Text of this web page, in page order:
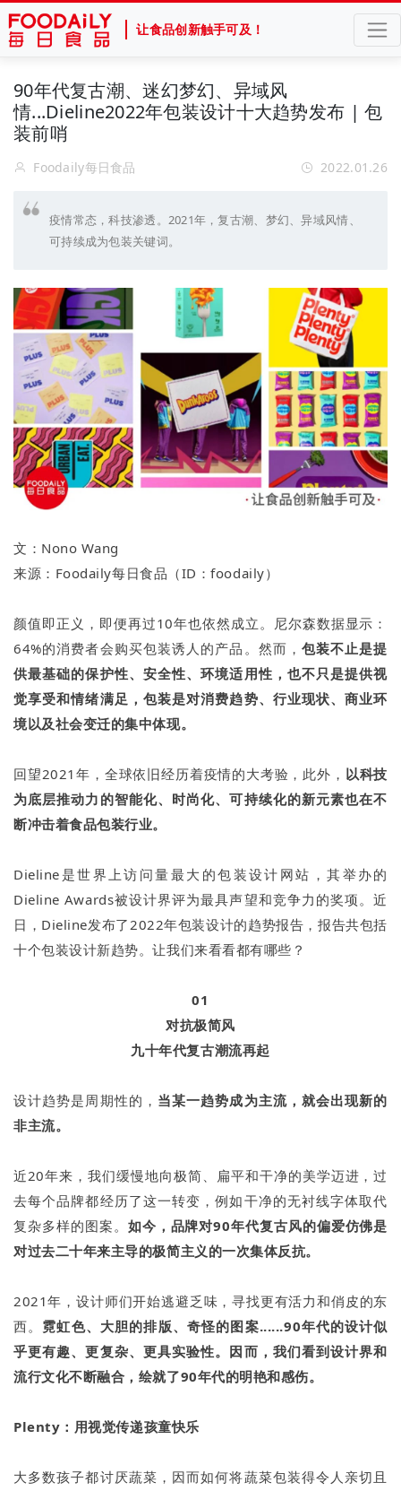
让食品创新触手可及！
90年代复古潮、迷幻梦幻、异域风
情...Dieline2022年包装设计十大趋势发布 | 包
装前哨
Foodaily每日食品 2022.01.26
疫情常态，科技渗透。2021年，复古潮、梦幻、异域风情、
可持续成为包装关键词。
文：Nono Wang
来源：Foodaily每日食品（ID：foodaily）
颜值即正义，即便再过10年也依然成立。尼尔森数据显示：
64%的消费者会购买包装诱人的产品。然而， 包装不止是提
供最基础的保护性、安全性、环境适用性，也不只是提供视
觉享受和情绪满足，包装是对消费趋势、行业现状、商业环
境以及社会变迁的集中体现。
回望2021年，全球依旧经历着疫情的大考验，此外， 以科技
为底层推动力的智能化、时尚化、可持续化的新元素也在不
断冲击着食品包装行业。
Dieline是世界上访问量最大的包装设计网站，其举办的
Dieline Awards被设计界评为最具声望和竞争力的奖项。近
日，Dieline发布了2022年包装设计的趋势报告，报告共包括
十个包装设计新趋势。让我们来看看都有哪些？
01
对抗极简风
九十年代复古潮流再起
设计趋势是周期性的， 当某一趋势成为主流，就会出现新的
非主流。
近20年来，我们缓慢地向极简、扁平和干净的美学迈进，过
去每个品牌都经历了这一转变，例如干净的无衬线字体取代
复杂多样的图案。 如今，品牌对90年代复古风的偏爱仿佛是
对过去二十年来主导的极简主义的一次集体反抗。
2021年，设计师们开始逃避乏味，寻找更有活力和俏皮的东
西。 霓虹色、大胆的排版、奇怪的图案......90年代的设计似
乎更有趣、更复杂、更具实验性。因而，我们看到设计界和
流行文化不断融合，绘就了90年代的明艳和感伤。
Plenty：用视觉传递孩童快乐
大多数孩子都讨厌蔬菜，因而如何将蔬菜包装得令人亲切且